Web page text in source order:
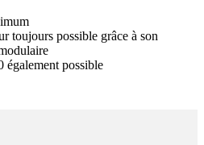
toujours possible grâce à son
possible